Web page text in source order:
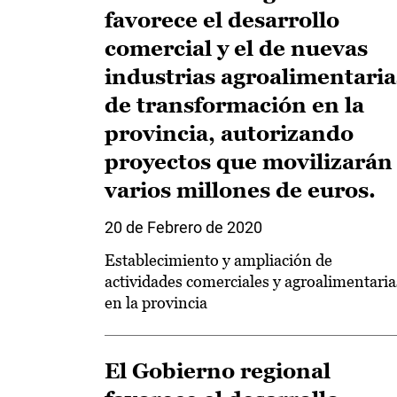
favorece el desarrollo
comercial y el de nuevas
industrias
de transformación en la
provincia, autorizando
proyectos que movilizarán
varios millones de euros.
20 de Febrero de 2020
Establecimiento y ampliación de
actividades comerciales y
en la provincia
El Gobierno regional